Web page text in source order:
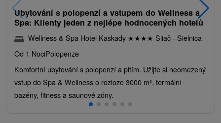
Ubytování s polopenzí a vstupem do Wellness a
Spa: Klienty jeden z nejlépe hodnocených hotelů
Wellness & Spa Hotel Kaskady ★★★★ Sliač - Sielnica
Od 1 NociPolopenze
Komfortní ubytování s polopenzí a pitím. Užijte si neomezený
vstup do Spa & Wellness o rozloze 3000 m², termální
bazény, fitness a saunové zóny.